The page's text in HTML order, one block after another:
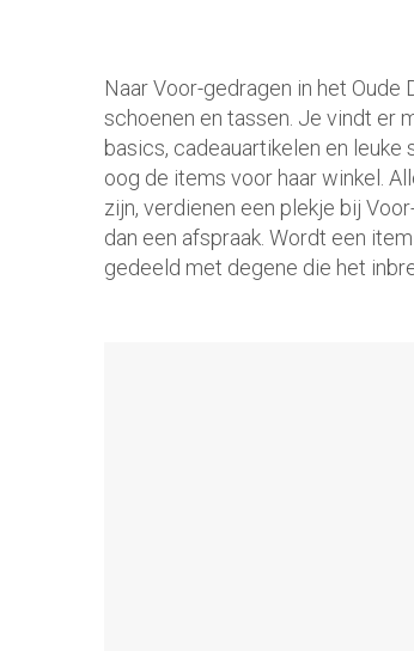
Naar Voor-gedragen in het
schoenen en tassen. Je vindt er
basics, cadeauartikelen en
oog de items voor haar winkel.
zijn, verdienen een plekje bij
dan een afspraak. Wordt een
gedeeld met degene die het